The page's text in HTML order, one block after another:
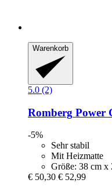
Warenkorb
5.0 (2)
Romberg Power
-5%
Sehr stabil
Mit Heizmatte
Größe: 38 cm x
€ 50,30 € 52,99